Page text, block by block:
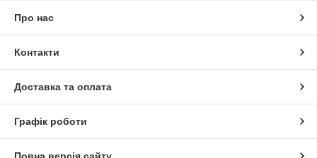
Про нас
Контакти
Доставка та оплата
Графік роботи